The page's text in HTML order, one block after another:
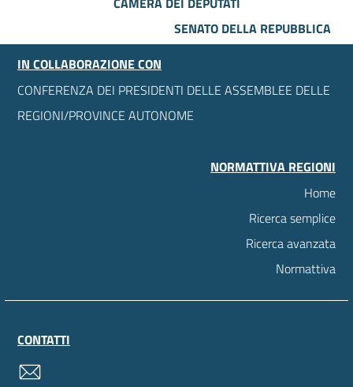
SENATO DELLA REPUBBLICA
IN COLLABORAZIONE CON
CONFERENZA DEI PRESIDENTI DELLE ASSEMBLEE DELLE
REGIONI/PROVINCE AUTONOME
NORMATTIVA REGIONI
Home
Ricerca semplice
Ricerca avanzata
Normattiva
CONTATTI